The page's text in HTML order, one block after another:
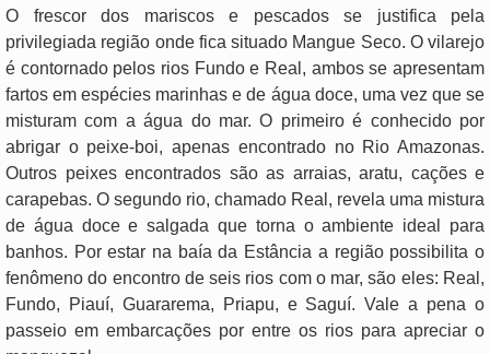
O frescor dos mariscos e pescados se justifica pela
privilegiada região onde fica situado Mangue Seco. O vilarejo
é contornado pelos rios Fundo e Real, ambos se apresentam
fartos em espécies marinhas e de água doce, uma vez que se
misturam com a água do mar. O primeiro é conhecido por
abrigar o peixe-boi, apenas encontrado no Rio Amazonas.
Outros peixes encontrados são as arraias, aratu, cações e
carapebas. O segundo rio, chamado Real, revela uma mistura
de água doce e salgada que torna o ambiente ideal para
banhos. Por estar na baía da Estância a região possibilita o
fenômeno do encontro de seis rios com o mar, são eles: Real,
Fundo, Piauí, Guararema, Priapu, e Saguí. Vale a pena o
passeio em embarcações por entre os rios para apreciar o